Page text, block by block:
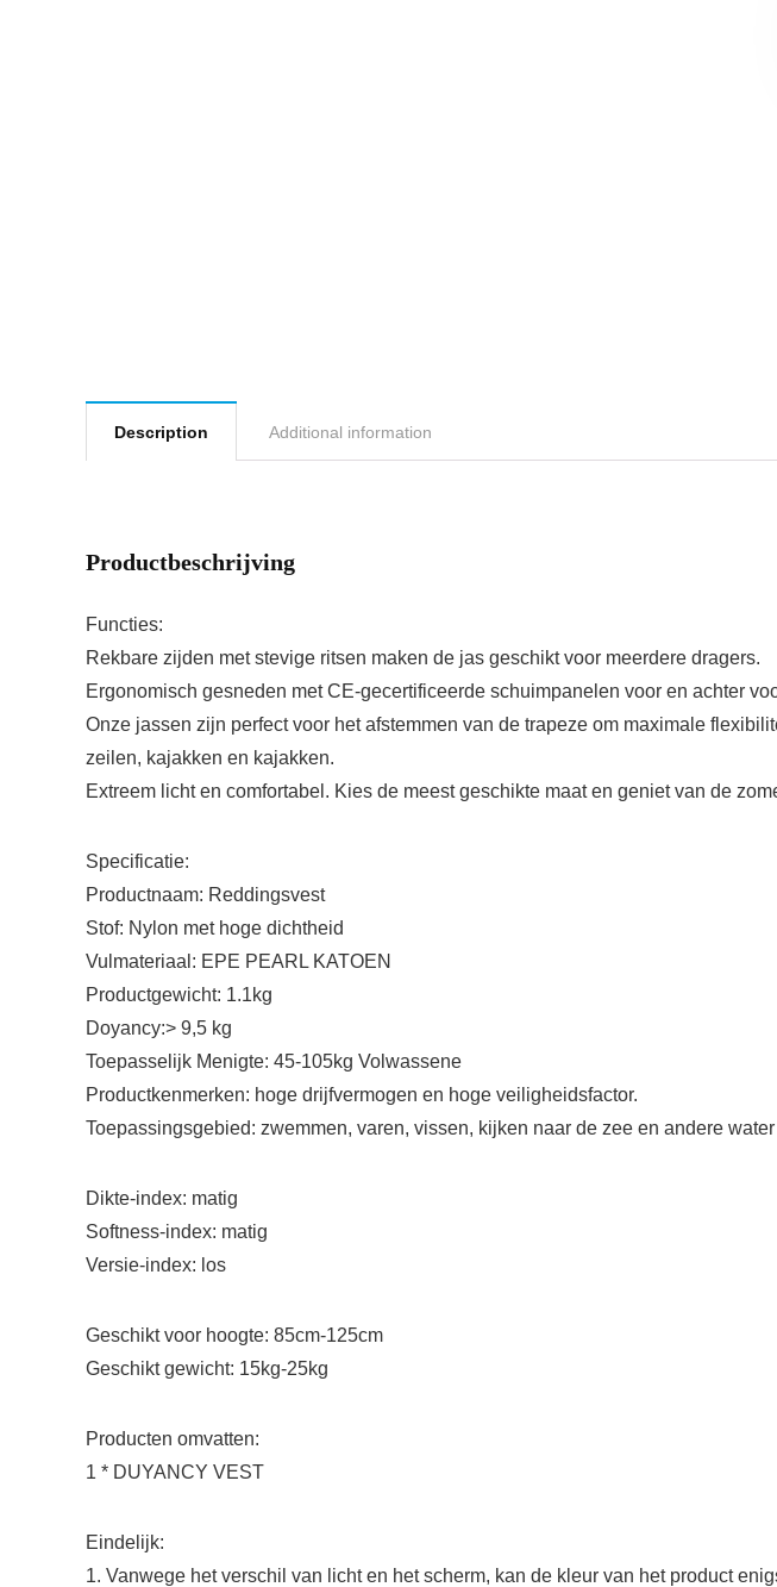
Description Additional information
Productbeschrijving
Functies:
Rekbare zijden met stevige ritsen maken de jas geschikt voor meerdere dragers.
Ergonomisch gesneden met CE-gecertificeerde schuimpanelen voor en achter
Onze jassen zijn perfect voor het afstemmen van de trapeze om maximale
zeilen, kajakken en kajakken.
Extreem licht en comfortabel. Kies de meest geschikte maat en geniet van de
Specificatie:
Productnaam: Reddingsvest
Stof: Nylon met hoge dichtheid
Vulmateriaal: EPE PEARL KATOEN
Productgewicht: 1.1kg
Doyancy:> 9,5 kg
Toepasselijk Menigte: 45-105kg Volwassene
Productkenmerken: hoge drijfvermogen en hoge veiligheidsfactor.
Toepassingsgebied: zwemmen, varen, vissen, kijken naar de zee en andere
Dikte-index: matig
Softness-index: matig
Versie-index: los
Geschikt voor hoogte: 85cm-125cm
Geschikt gewicht: 15kg-25kg
Producten omvatten:
1 * DUYANCY VEST
Eindelijk:
1. Vanwege het verschil van licht en het scherm, kan de kleur van het product